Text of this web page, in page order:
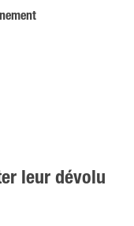
leur dévolu